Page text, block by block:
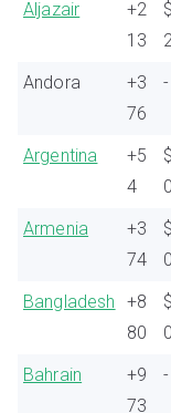
Aljazair
+2
13
Andora
+3
76
-
Argentina
+5
4
0
Armenia
+3
74
Bangladesh
+8
80
0
Bahrain
+9
73
-